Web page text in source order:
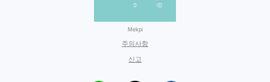
Mekpi
주의사항
신고